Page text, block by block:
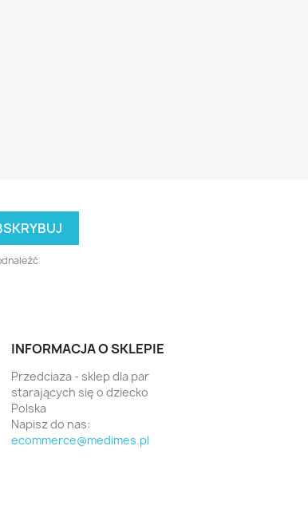
INFORMACJA O SKLEPIE
Przedciaza - sklep dla par
starających się o dziecko
Polska
Napisz do nas:
ecommerce@medimes.pl